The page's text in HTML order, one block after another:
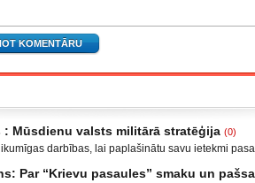
: Mūsdienu valsts militārā stratēģija (0)
darbības, lai paplašinātu savu ietekmi
pamatots iebrukums Gruzijā. Ukrainā
Par “Krievu pasaules” smaku un